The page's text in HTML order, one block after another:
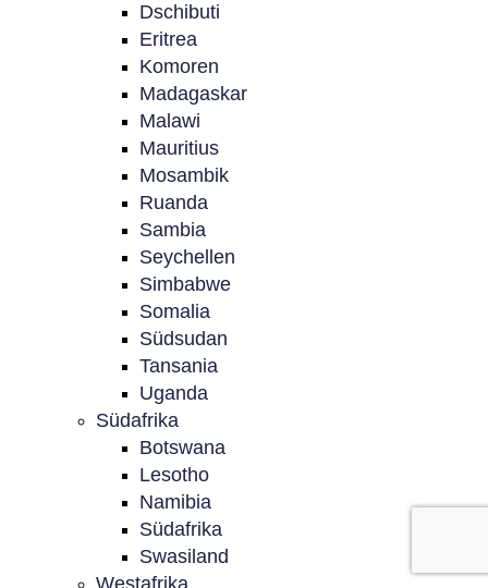
Dschibuti
Eritrea
Komoren
Madagaskar
Malawi
Mauritius
Mosambik
Ruanda
Sambia
Seychellen
Simbabwe
Somalia
Südsudan
Tansania
Uganda
Südafrika
Botswana
Lesotho
Namibia
Südafrika
Swasiland